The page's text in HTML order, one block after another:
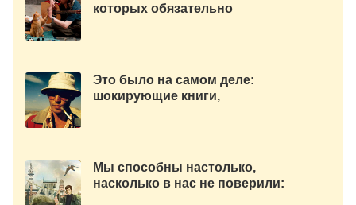
которых обязательно
Это было на самом деле:
шокирующие книги,
Мы способны настолько,
насколько в нас не поверили: